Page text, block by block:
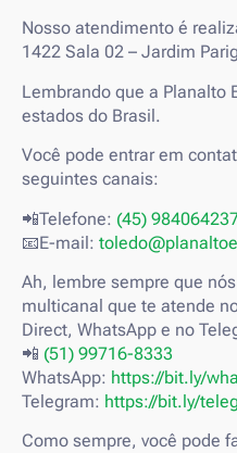
Nosso atendimento é
1422 Sala 02 – Jardim
Lembrando que a Planalto
estados do Brasil.
Você pode entrar em
seguintes canais:
📲Telefone: (45)
📧E-mail:
Ah, lembre sempre que
multicanal que te atende
Direct, WhatsApp e no
📲 (51) 99716-8333
WhatsApp: https://bit.ly/
Telegram: https://bit.ly/
Como sempre, você pode